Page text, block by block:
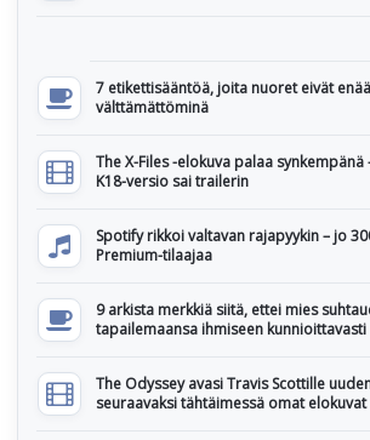
7 etikettisääntöä, joita nuoret eivät
välttämättöminä
The X-Files -elokuva palaa synkempänä
K18-versio sai trailerin
Spotify rikkoi valtavan rajapyykin – jo
Premium-tilaajaa
9 arkista merkkiä siitä, ettei mies
tapailemaansa ihmiseen kunnioittavasti
The Odyssey avasi Travis Scottille
seuraavaksi tähtäimessä omat elokuvat